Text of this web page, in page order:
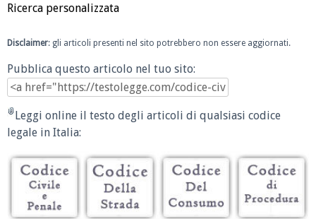
Ricerca personalizzata
Disclaimer: gli articoli presenti nel sito potrebbero non essere aggiornati.
Pubblica questo articolo nel tuo sito:
Leggi online il testo degli articoli di qualsiasi codice
legale in Italia: